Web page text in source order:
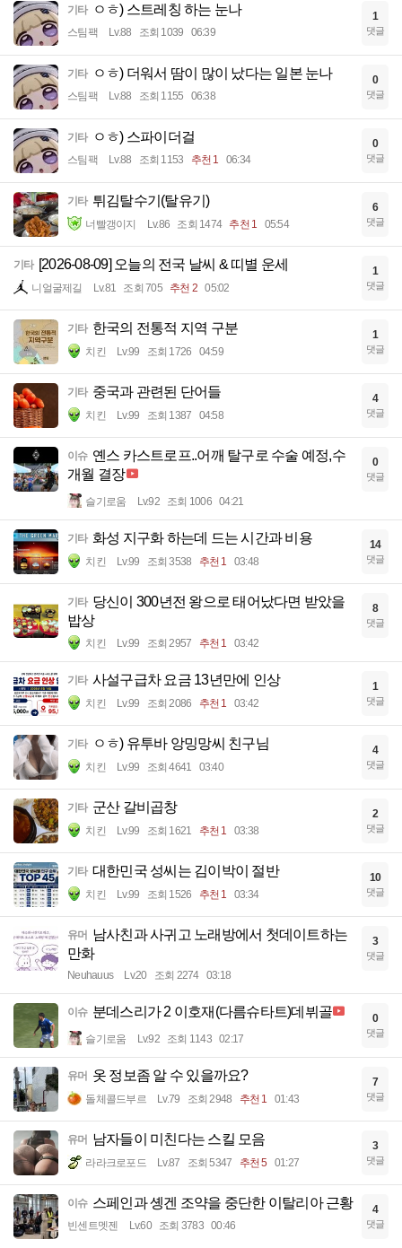
기타 ㅇㅎ) 스트레칭 하는 눈나
스팀팩 Lv.88 조회 1039 06:39
1
댓글
기타 ㅇㅎ) 더워서 땀이 많이 났다는 일본 눈나
스팀팩 Lv.88 조회 1155 06:38
0
댓글
기타 ㅇㅎ) 스파이더걸
스팀팩 Lv.88 조회 1153 추천 1 06:34
0
댓글
기타 튀김탈수기(탈유기)
너빨갱이지 Lv.86 조회 1474 추천 1 05:54
6
댓글
기타 [2026-08-09] 오늘의 전국 날씨 & 띠별 운세
니얼굴제길 Lv.81 조회 705 추천 2 05:02
1
댓글
기타 한국의 전통적 지역 구분
치킨 Lv.99 조회 1726 04:59
1
댓글
기타 중국과 관련된 단어들
치킨 Lv.99 조회 1387 04:58
4
댓글
이슈 옌스 카스트로프..어깨 탈구로 수술 예정,수
개월 결장
슬기로움 Lv.92 조회 1006 04:21
0
댓글
기타 화성 지구화 하는데 드는 시간과 비용
치킨 Lv.99 조회 3538 추천 1 03:48
14
댓글
기타 당신이 300년전 왕으로 태어났다면 받았을
밥상
치킨 Lv.99 조회 2957 추천 1 03:42
8
댓글
기타 사설구급차 요금 13년만에 인상
치킨 Lv.99 조회 2086 추천 1 03:42
1
댓글
기타 ㅇㅎ) 유투바 앙밍망씨 친구님
치킨 Lv.99 조회 4641 03:40
4
댓글
기타 군산 갈비곱창
치킨 Lv.99 조회 1621 추천 1 03:38
2
댓글
기타 대한민국 성씨는 김이박이 절반
치킨 Lv.99 조회 1526 추천 1 03:34
10
댓글
유머 남사친과 사귀고 노래방에서 첫데이트하는
만화
Neuhauus Lv.20 조회 2274 03:18
3
댓글
이슈 분데스리가 2 이호재(다름슈타트)데뷔골
슬기로움 Lv.92 조회 1143 02:17
0
댓글
유머 옷 정보좀 알 수 있을까요?
돌체콜드부르 Lv.79 조회 2948 추천 1 01:43
7
댓글
유머 남자들이 미친다는 스킬 모음
라라크로포드 Lv.87 조회 5347 추천 5 01:27
3
댓글
이슈 스페인과 솅겐 조약을 중단한 이탈리아 근황
빈센트멧젠 Lv.60 조회 3783 00:46
4
댓글